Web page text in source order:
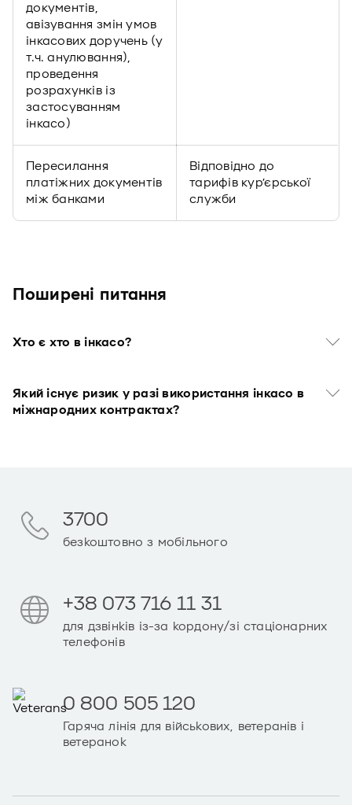
документів,
авізування змін умов
інкасових доручень (у
т.ч. анулювання),
проведення
розрахунків із
застосуванням
інкасо)
Пересилання
платіжних документів
між банками
Відповідно до
тарифів кур’єрської
служби
Поширенi питання
Хто є хто в інкасо?
Який існує ризик у разі використання інкасо в
міжнародних контрактах?
3700
безкоштовно з мобільного
+38 073 716 11 31
для дзвінків із-за кордону/зі стаціонарних
телефонів
0 800 505 120
Гаряча лінія для військових, ветеранів і
ветеранок